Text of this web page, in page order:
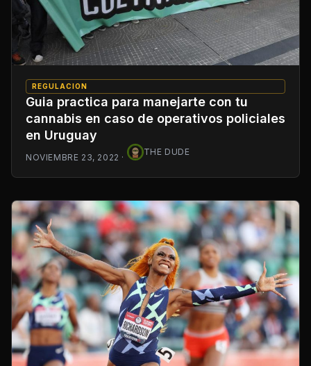
REGULACION
Guia practica para manejarte con tu
cannabis en caso de operativos policiales
en Uruguay
NOVIEMBRE 23, 2022 ·
THE DUDE